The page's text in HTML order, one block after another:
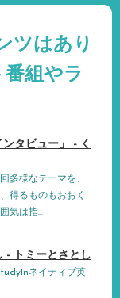
ツはあり
組やラ
タビュー」 - く
多様なテーマを、
得るものもおおく
気は指...
- トミーとさとし
ネイティブ英